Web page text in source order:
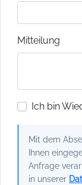
Mitteilung
Ich bin
Mit dem
Ihnen
Anfrage
in unserer